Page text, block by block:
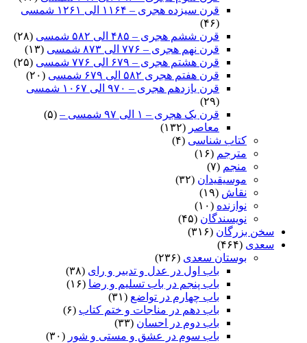
قرن سیزده هجری – ۱۱۶۴ الی ۱۲۶۱ شمسی
(۴۶)
قرن ششم هجری – ۴۸۵ الی ۵۸۲ شمسی
(۲۸)
قرن نهم هجری – ۷۷۶ الی ۸۷۳ شمسی
(۱۳)
قرن هشتم هجری – ۶۷۹ الی ۷۷۶ شمسی
(۲۵)
قرن هفتم هجری ۵۸۲ الی ۶۷۹ شمسی
(۲۰)
قرن یازدهم هجری – ۹۷۰ الی ۱۰۶۷ شمسی
(۲۹)
قرن یک هجری – ۱ الی ۹۷ شمسی –
(۵)
معاصر (۱۳۲)
کتاب شناسی (۴)
مترجم (۱۶)
منجم (۷)
موسیقیدان (۳۲)
نقاش (۱۹)
نوازنده (۱۰)
نویسندگان (۴۵)
سخن بزرگان (۳۱۶)
سعدی (۴۶۴)
بوستان سعدی (۲۳۶)
باب اول در عدل و تدبیر و رای (۳۸)
باب پنجم در باب تسلیم و رضا (۱۶)
باب چهارم در تواضع (۳۱)
باب دهم در مناجات و ختم کتاب (۶)
باب دوم در احسان (۳۳)
باب سوم در عشق و مستی و شور (۳۰)